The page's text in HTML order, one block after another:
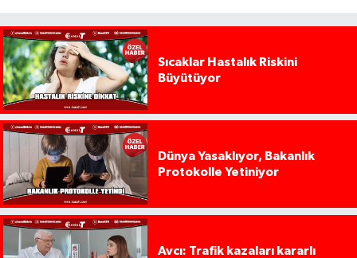
Sıcaklar Hastalık Riskini
Büyütüyor
Dünya Yasaklıyor, Bakanlık
Protokolle Yetiniyor
Avcı: Trafik kazaları kararlı